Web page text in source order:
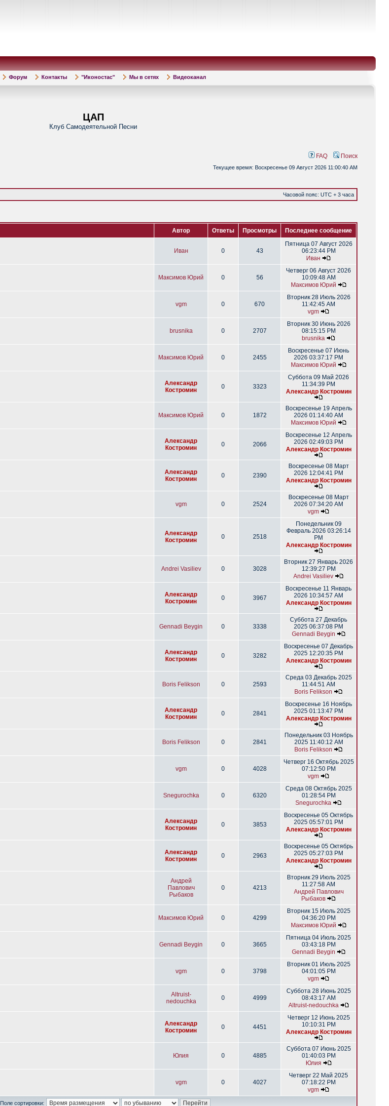
Форум Контакты "Иконостас" Мы в сетях Видеоканал
ЦАП
Клуб Самодеятельной Песни
FAQ Поиск
Текущее время: Воскресенье 09 Август 2026 11:00:40 AM
Часовой пояс: UTC + 3 часа
Автор Ответы Просмотры Последнее сообщение
Иван 0 43
Пятница 07 Август 2026
06:23:44 PM
Иван
Максимов Юрий 0 56
Четверг 06 Август 2026
10:09:48 AM
Максимов Юрий
vgm 0 670
Вторник 28 Июль 2026
11:42:45 AM
vgm
brusnika 0 2707
Вторник 30 Июнь 2026
08:15:15 PM
brusnika
Максимов Юрий 0 2455
Воскресенье 07 Июнь
2026 03:37:17 PM
Максимов Юрий
Александр
Костромин
0 3323
Суббота 09 Май 2026
11:34:39 PM
Александр Костромин
Максимов Юрий 0 1872
Воскресенье 19 Апрель
2026 01:14:40 AM
Максимов Юрий
Александр
Костромин
0 2066
Воскресенье 12 Апрель
2026 02:49:03 PM
Александр Костромин
Александр
Костромин
0 2390
Воскресенье 08 Март
2026 12:04:41 PM
Александр Костромин
vgm 0 2524
Воскресенье 08 Март
2026 07:34:20 AM
vgm
Александр
Костромин
0 2518
Понедельник 09
Февраль 2026 03:26:14
PM
Александр Костромин
Andrei Vasiliev 0 3028
Вторник 27 Январь 2026
12:39:27 PM
Andrei Vasiliev
Александр
Костромин
0 3967
Воскресенье 11 Январь
2026 10:34:57 AM
Александр Костромин
Gennadi Beygin 0 3338
Суббота 27 Декабрь
2025 06:37:08 PM
Gennadi Beygin
Александр
Костромин
0 3282
Воскресенье 07 Декабрь
2025 12:20:35 PM
Александр Костромин
Boris Felikson 0 2593
Среда 03 Декабрь 2025
11:44:51 AM
Boris Felikson
Александр
Костромин
0 2841
Воскресенье 16 Ноябрь
2025 01:13:47 PM
Александр Костромин
Boris Felikson 0 2841
Понедельник 03 Ноябрь
2025 11:40:12 AM
Boris Felikson
vgm 0 4028
Четверг 16 Октябрь 2025
07:12:50 PM
vgm
Snegurochka 0 6320
Среда 08 Октябрь 2025
01:28:54 PM
Snegurochka
Александр
Костромин
0 3853
Воскресенье 05 Октябрь
2025 05:57:01 PM
Александр Костромин
Александр
Костромин
0 2963
Воскресенье 05 Октябрь
2025 05:27:03 PM
Александр Костромин
Андрей
Павлович
Рыбаков
0 4213
Вторник 29 Июль 2025
11:27:58 AM
Андрей Павлович
Рыбаков
Максимов Юрий 0 4299
Вторник 15 Июль 2025
04:36:20 PM
Максимов Юрий
Gennadi Beygin 0 3665
Пятница 04 Июль 2025
03:43:18 PM
Gennadi Beygin
vgm 0 3798
Вторник 01 Июль 2025
04:01:05 PM
vgm
Altruist-
nedouchka
0 4999
Суббота 28 Июнь 2025
08:43:17 AM
Altruist-nedouchka
Александр
Костромин
0 4451
Четверг 12 Июнь 2025
10:10:31 PM
Александр Костромин
Юлия 0 4885
Суббота 07 Июнь 2025
01:40:03 PM
Юлия
vgm 0 4027
Четверг 22 Май 2025
07:18:22 PM
vgm
Поле сортировки: